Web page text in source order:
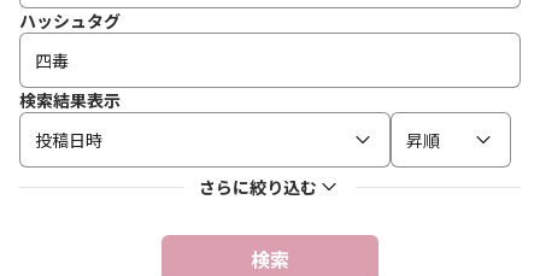
ハッシュタグ
検索結果表示
投稿日時
昇順
さらに絞り込む
検索